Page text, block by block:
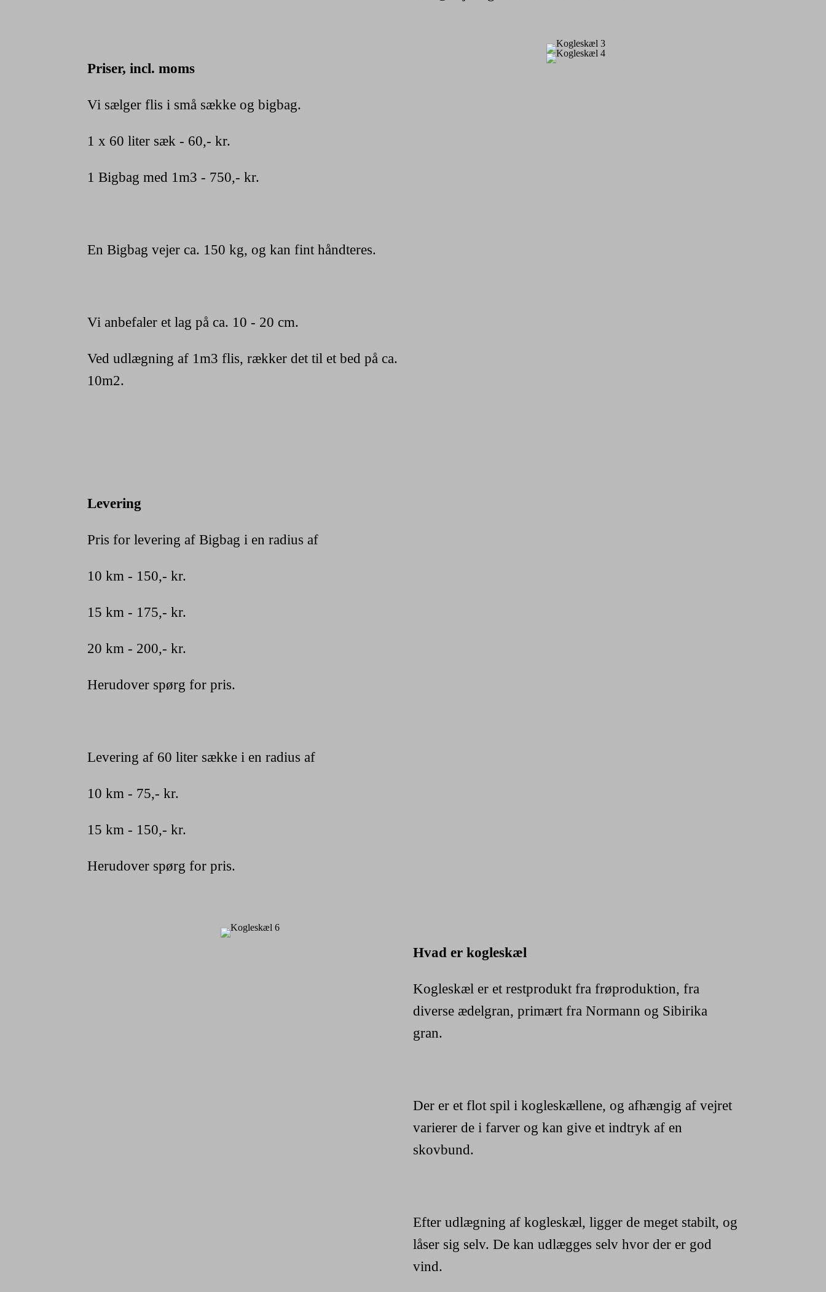
Priser, incl. moms
Vi sælger flis i små sække og bigbag.
1 x 60 liter sæk - 60,- kr.
1 Bigbag med 1m3 - 750,- kr.
En Bigbag vejer ca. 150 kg, og kan fint håndteres.
Vi anbefaler et lag på ca. 10 - 20 cm.
Ved udlægning af 1m3 flis, rækker det til et bed på ca.
10m2.
Levering
Pris for levering af Bigbag i en radius af
10 km - 150,- kr.
15 km - 175,- kr.
20 km - 200,- kr.
Herudover spørg for pris.
Levering af 60 liter sække i en radius af
10 km - 75,- kr.
15 km - 150,- kr.
Herudover spørg for pris.
Hvad er kogleskæl
Kogleskæl er et restprodukt fra frøproduktion, fra
diverse ædelgran, primært fra Normann og Sibirika
gran.
Der er et flot spil i kogleskællene, og afhængig af vejret
varierer de i farver og kan give et indtryk af en
skovbund.
Efter udlægning af kogleskæl, ligger de meget stabilt, og
låser sig selv. De kan udlægges selv hvor der er god
vind.